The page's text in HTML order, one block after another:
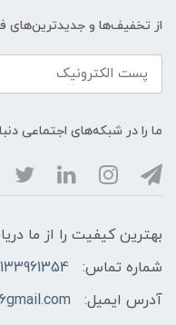
از تخفیف‌ها و جدیدترین‌های
ما را در شبکه‌های اجتماعی
بهترین کیفیت را از ما
شماره تماس:
آدرس ایمیل: